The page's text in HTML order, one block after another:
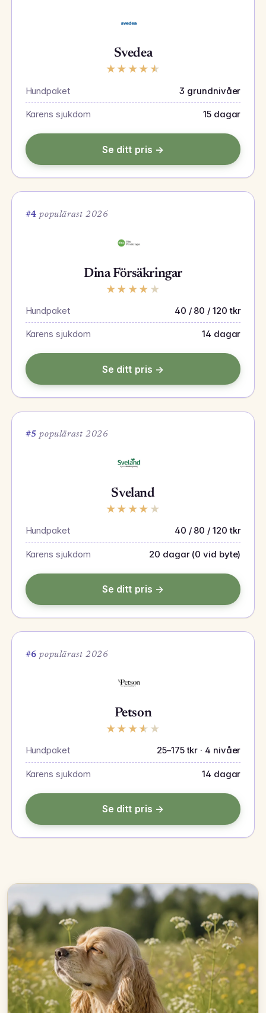
Svedea
★ ★ ★ ★ ★
Hundpaket 3 grundnivåer
Karens sjukdom 15 dagar
Se ditt pris →
#4 populärast 2026
Dina Försäkringar
★ ★ ★ ★ ★
Hundpaket 40 / 80 / 120 tkr
Karens sjukdom 14 dagar
Se ditt pris →
#5 populärast 2026
Sveland
★ ★ ★ ★ ★
Hundpaket 40 / 80 / 120 tkr
Karens sjukdom 20 dagar (0 vid byte)
Se ditt pris →
#6 populärast 2026
Petson
★ ★ ★ ★ ★
Hundpaket 25–175 tkr · 4 nivåer
Karens sjukdom 14 dagar
Se ditt pris →